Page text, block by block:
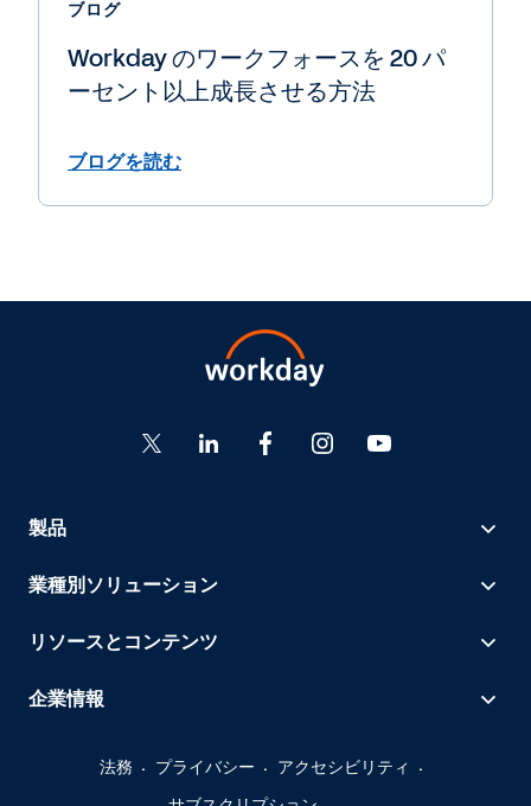
ブログ
Workday のワークフォースを 20 パ
ーセント以上成長させる方法
ブログを読む
製品
業種別ソリューション
リソースとコンテンツ
企業情報
法務 プライバシー
アクセシビリティ